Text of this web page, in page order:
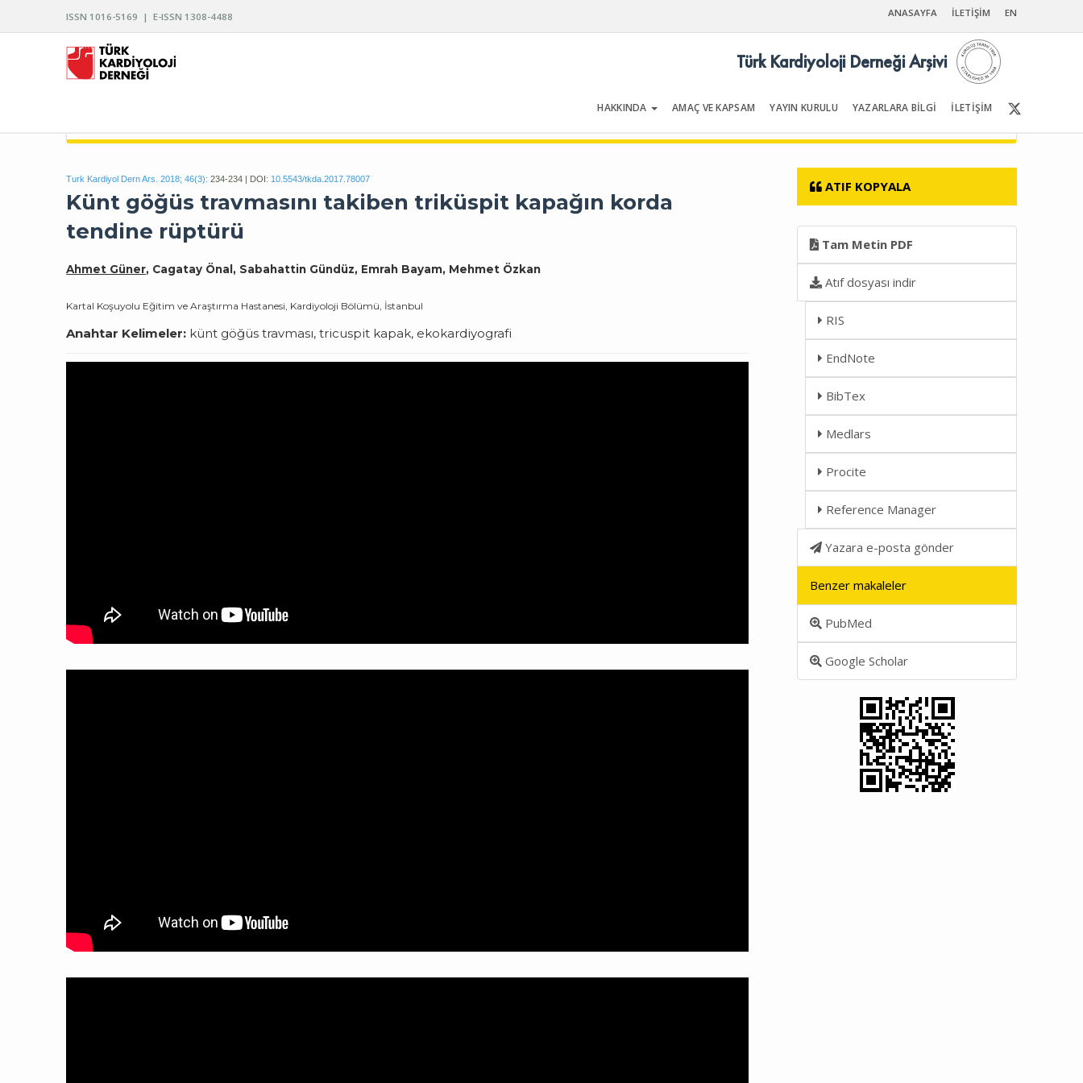
ISSN 1016-5169 | E-ISSN 1308-4488 ANASAYFA İLETİŞİM EN
HAKKINDA AMAÇ VE KAPSAM YAYIN KURULU YAZARLARA BİLGİ İLETİŞİM
Türk Kardiyoloji Derneği Arşivi
Turk Kardiyol Dern Ars. 2018; 46(3): 234-234 | DOI: 10.5543/tkda.2017.78007
Künt göğüs travmasını takiben triküspit kapağın korda
tendine rüptürü
Ahmet Güner, Cagatay Önal, Sabahattin Gündüz, Emrah Bayam, Mehmet Özkan
Kartal Koşuyolu Eğitim ve Araştırma Hastanesi, Kardiyoloji Bölümü, İstanbul
Anahtar Kelimeler: künt göğüs travması, tricuspit kapak, ekokardiyografi
ATIF KOPYALA
Tam Metin PDF
Atıf dosyası indir
RIS
EndNote
BibTex
Medlars
Procite
Reference Manager
Yazara e-posta gönder
Benzer makaleler
PubMed
Google Scholar